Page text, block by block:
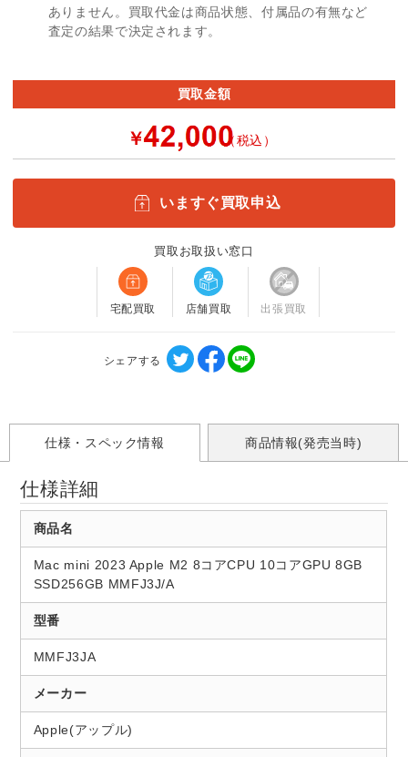
ありません。買取代金は商品状態、付属品の有無など
査定の結果で決定されます。
買取金額
￥ （税込）
いますぐ買取申込
買取お取扱い窓口
宅配買取 店舗買取 出張買取
シェアする
仕様・スペック情報 商品情報(発売当時)
仕様詳細
商品名
Mac mini 2023 Apple M2 8コアCPU 10コアGPU 8GB
SSD256GB MMFJ3J/A
型番
MMFJ3JA
メーカー
Apple(アップル)